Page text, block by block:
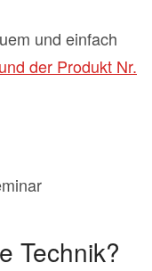
und einfach
der Produkt Nr.
Technik?